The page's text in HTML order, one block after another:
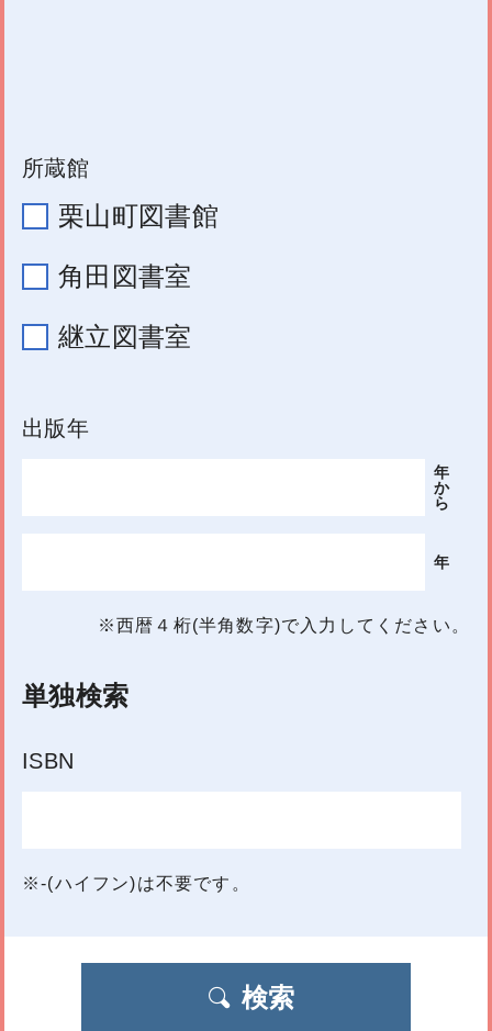
所蔵館
栗山町図書館
角田図書室
継立図書室
出版年
年
か
ら
年
※西暦４桁(半角数字)で入力してください。
単独検索
ISBN
※-(ハイフン)は不要です。
検索